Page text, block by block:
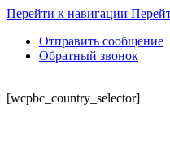
Перейти к навигации
Отправить сообщение
Обратный звонок
[wcpbc_country_selector]